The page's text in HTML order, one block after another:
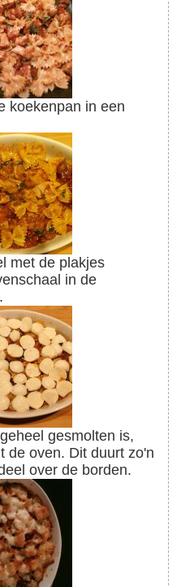
in de
de oven. Dit duurt zo'n
over de borden.